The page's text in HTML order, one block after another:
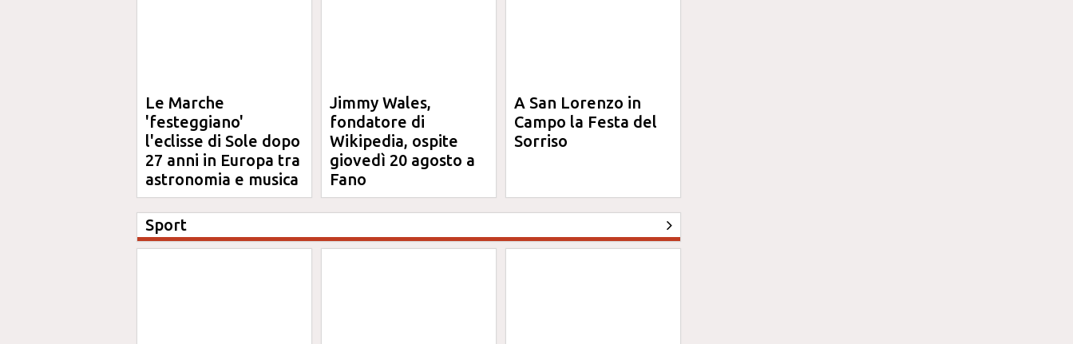
Le Marche
'festeggiano'
l'eclisse di Sole dopo
27 anni in Europa tra
astronomia e musica
Jimmy Wales,
fondatore di
Wikipedia, ospite
giovedì 20 agosto a
Fano
A San Lorenzo in
Campo la Festa del
Sorriso
Sport